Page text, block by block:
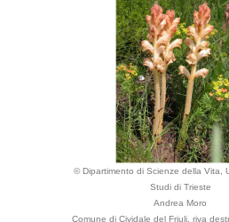
© Dipartimento di Scienze della Vita,
Studi di Trieste
Andrea Moro
Comune di Cividale del Friuli, riva